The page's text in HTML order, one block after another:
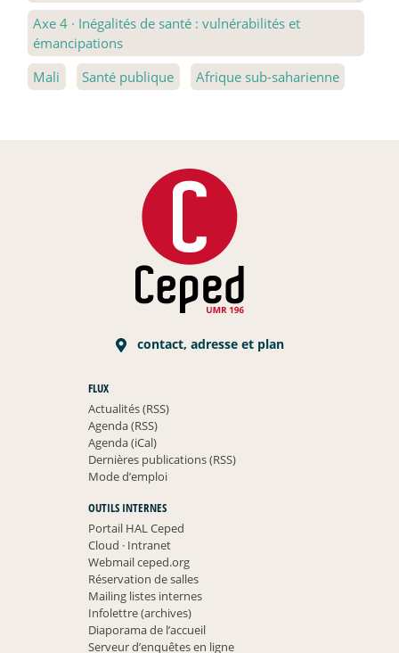
Axe 4 · Inégalités de santé : vulnérabilités et
émancipations
Mali
Santé publique Afrique sub-saharienne
contact, adresse et plan
FLUX
Actualités (RSS)
Agenda (RSS)
Agenda (iCal)
Dernières publications (RSS)
Mode d’emploi
OUTILS INTERNES
Portail HAL Ceped
Cloud ·Intranet
Webmail ceped.org
Réservation de salles
Mailing listes internes
Infolettre (archives)
Diaporama de l’accueil
Serveur d’enquêtes en ligne